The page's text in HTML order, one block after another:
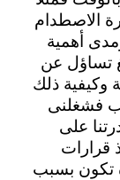
الاصطدام
أهمية
تساؤل عن
وكيفية ذلك
فشغلنى
على
قرارات
تكون بسبب